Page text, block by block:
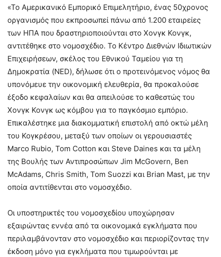
«Το Αμερικανικό Εμπορικό Επιμελητήριο, ένας 50χρονος
οργανισμός που εκπροσωπεί πάνω από 1.200 εταιρείες
των ΗΠΑ που δραστηριοποιούνται στο Χονγκ Κονγκ,
αντιτέθηκε στο νομοσχέδιο. Το Κέντρο Διεθνών Ιδιωτικών
Επιχειρήσεων, σκέλος του Εθνικού Ταμείου για τη
Δημοκρατία (NED), δήλωσε ότι ο προτεινόμενος νόμος θα
υπονόμευε την οικονομική ελευθερία, θα προκαλούσε
έξοδο κεφαλαίων και θα απειλούσε το καθεστώς του
Χονγκ Κονγκ ως κόμβου για το παγκόσμιο εμπόριο.
Επικαλέστηκε μια διακομματική επιστολή από οκτώ μέλη
του Κογκρέσου, μεταξύ των οποίων οι γερουσιαστές
Marco Rubio, Tom Cotton και Steve Daines και τα μέλη
της Βουλής των Αντιπροσώπων Jim McGovern, Ben
McAdams, Chris Smith, Tom Suozzi και Brian Mast, με την
οποία αντιτίθενται στο νομοσχέδιο.
Οι υποστηρικτές του νομοσχεδίου υποχώρησαν
εξαιρώντας εννέα από τα οικονομικά εγκλήματα που
περιλαμβάνονταν στο νομοσχέδιο και περιορίζοντας την
έκδοση μόνο για εγκλήματα που τιμωρούνται με